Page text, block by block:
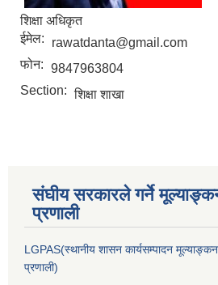
शिक्षा अधिकृत
ईमेल:
rawatdanta@gmail.com
फोन: 9847963804
Section: शिक्षा शाखा
संघीय सरकारले गर्ने
प्रणाली
LGPAS(स्थानीय शासन कार्यसम्पादन मूल्याङ्कन
प्रणाली)